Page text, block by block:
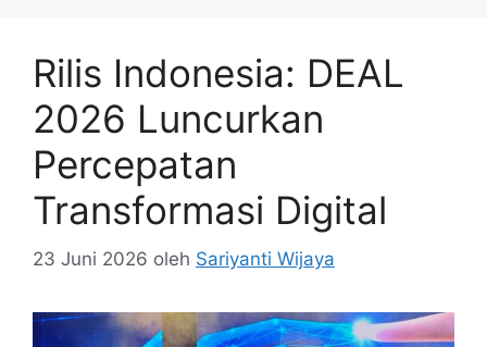
Rilis Indonesia: DEAL
2026 Luncurkan
Percepatan
Transformasi Digital
23 Juni 2026 oleh Sariyanti Wijaya